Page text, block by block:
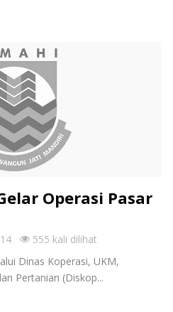
Operasi Pasar
555 kali dilihat
Dinas Koperasi, UKM,
Pertanian (Diskop...